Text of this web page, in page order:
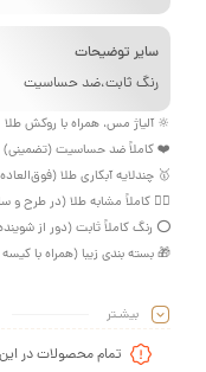
توضیحات
ثابت،ضد حساسیت
مس، همراه با روکش طلا
ضد حساسیت (تضمینی)
آبکاری طلا (فوق‌العاده براق)
کاملاً مشابه طلا (در طرح و ساخت)
کاملاً ثابت (دور از شوینده قوی)
بندی زیبا (همراه با کیسه نگهداری
بیشـتر
تمام محصولات در این دسته